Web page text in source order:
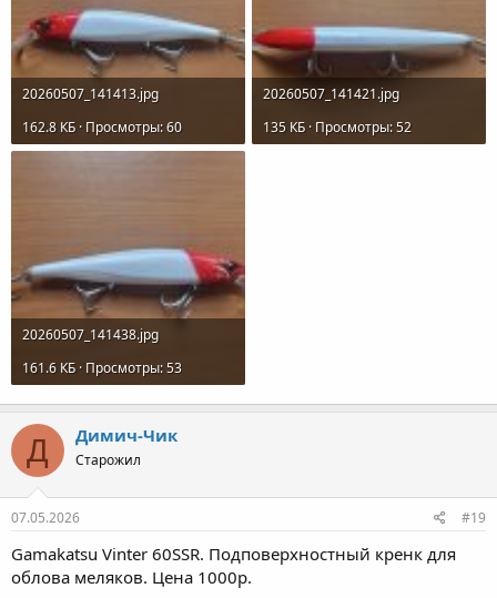
20260507_141413.jpg
162.8 КБ · Просмотры: 60
20260507_141421.jpg
135 КБ · Просмотры: 52
20260507_141438.jpg
161.6 КБ · Просмотры: 53
Д Димич-Чик
Старожил
07.05.2026 #19
Gamakatsu Vinter 60SSR. Подповерхностный кренк для
облова меляков. Цена 1000р.